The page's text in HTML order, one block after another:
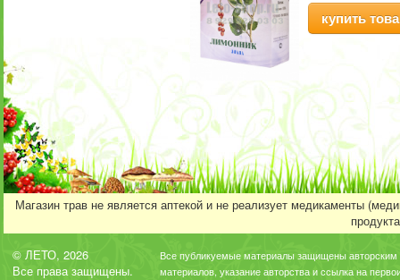
купить
Магазин трав не является аптекой и не реализует медикаменты
© ЛЕТО, 2026
Все права защищены.
Все публикуемые материалы защищены авторским
материалов, указание авторства и ссылка на